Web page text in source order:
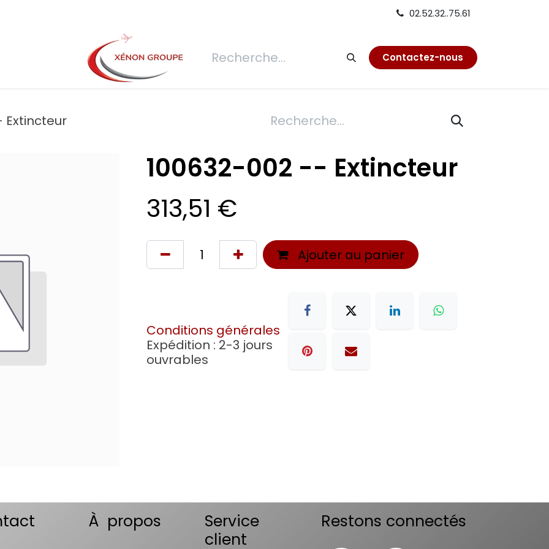
02.52.32..75.61
Demande de devis Connexion Réfection Contactez-nous
Extincteur
100632-002 -- Extincteur
313,51 €
Ajouter au panier
Conditions générales
Expédition : 2-3 jours
ouvrables
À propos
Service
client
Restons connectés